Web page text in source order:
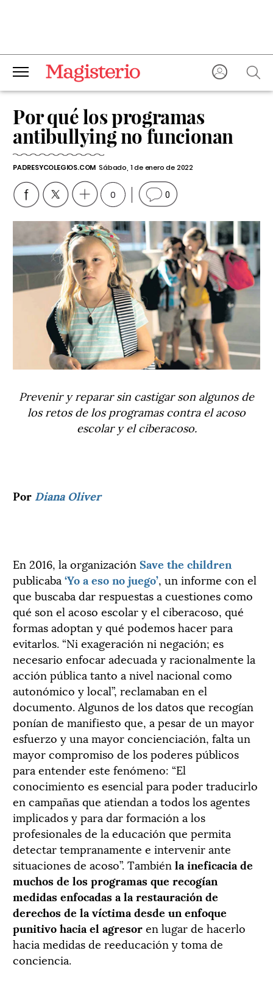
Por qué los programas
antibullying no funcionan
PADRESYCOLEGIOS.COM Sábado, 1 de enero de 2022
0 0
Prevenir y reparar sin castigar son algunos de
los retos de los programas contra el acoso
escolar y el ciberacoso.
Por Diana Oliver
En 2016, la organización Save the children
publicaba ‘Yo a eso no juego’, un informe con el
que buscaba dar respuestas a cuestiones como
qué son el acoso escolar y el ciberacoso, qué
formas adoptan y qué podemos hacer para
evitarlos. “Ni exageración ni negación; es
necesario enfocar adecuada y racionalmente la
acción pública tanto a nivel nacional como
autonómico y local”, reclamaban en el
documento. Algunos de los datos que recogían
ponían de manifiesto que, a pesar de un mayor
esfuerzo y una mayor concienciación, falta un
mayor compromiso de los poderes públicos
para entender este fenómeno: “El
conocimiento es esencial para poder traducirlo
en campañas que atiendan a todos los agentes
implicados y para dar formación a los
profesionales de la educación que permita
detectar tempranamente e intervenir ante
situaciones de acoso”. También la ineficacia de
muchos de los programas que recogían
medidas enfocadas a la restauración de
derechos de la víctima desde un enfoque
punitivo hacia el agresoren lugar de hacerlo
hacia medidas de reeducación y toma de
conciencia.